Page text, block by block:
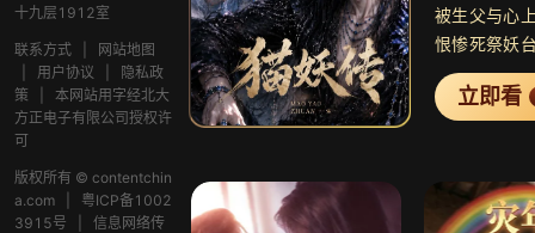
十九层1912室
联系方式
网站地图
用户协议
隐私政
策
本网站用字经北大
方正电子有限公司授权许
可
版权所有 © contentchin
a.com
粤ICP备1002
3915号
信息网络传
被生父与心
恨惨死祭妖
决意向仇人
封被封印万
为万千妖族
立即看